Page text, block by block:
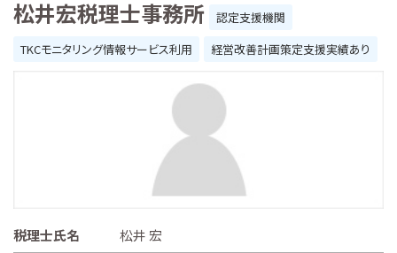
松井宏税理士事務所
認定支援機関
TKCモニタリング情報サービス利用
経営改善計画策定支援実績あり
税理士氏名
松井 宏